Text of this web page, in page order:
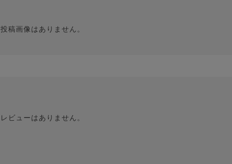
投稿画像はありません。
レビューはありません。